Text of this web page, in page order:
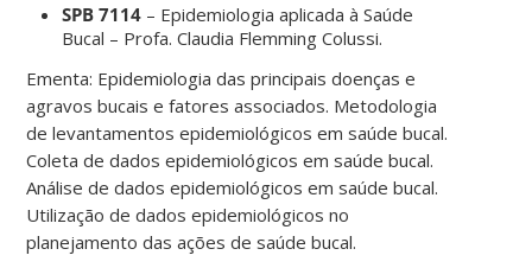
SPB 7114 – Epidemiologia aplicada à Saúde
Bucal – Profa. Claudia Flemming Colussi.
Ementa: Epidemiologia das principais doenças e
agravos bucais e fatores associados. Metodologia
de levantamentos epidemiológicos em saúde bucal.
Coleta de dados epidemiológicos em saúde bucal.
Análise de dados epidemiológicos em saúde bucal.
Utilização de dados epidemiológicos no
planejamento das ações de saúde bucal.